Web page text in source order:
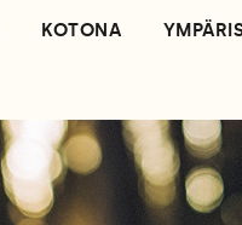
KOTONA